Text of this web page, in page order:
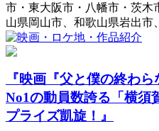
市・東大阪市・八幡市・茨木
山県岡山市、和歌山県岩出市
『映画『父と僕の終わ
No1の動員数誇る「横須
プライズ凱旋！』